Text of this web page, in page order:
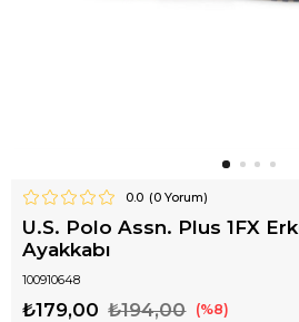
0.0 (0Yorum)
U.S. Polo Assn. Plus 1FX
Ayakkabı
100910648
₺194,00
₺179,00 8